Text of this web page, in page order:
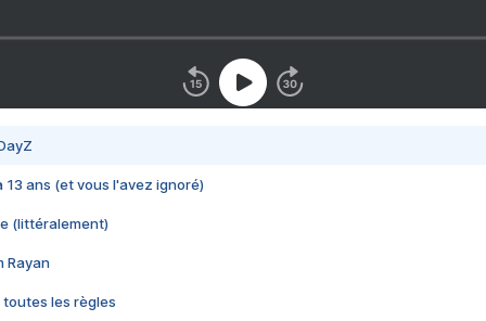
13 ans (et vous l'avez ignoré)
(littéralement)
Rayan
toutes les règles